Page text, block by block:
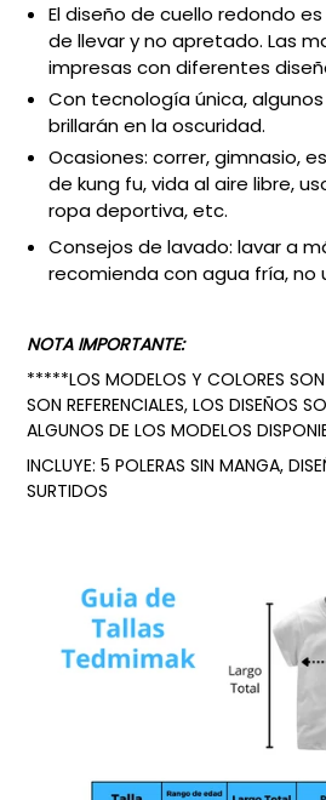
El diseño de cuello redondo
de llevar y no apretado. Las
impresas con diferentes
Con tecnología única,
brillarán en la oscuridad.
Ocasiones: correr, gimnasio,
de kung fu, vida al aire libre,
ropa deportiva, etc.
Consejos de lavado: lavar a
recomienda con agua fría, no
NOTA IMPORTANTE:
*****LOS MODELOS Y COLORES
SON REFERENCIALES, LOS DISEÑOS
ALGUNOS DE LOS MODELOS
INCLUYE: 5 POLERAS SIN MANGA,
SURTIDOS